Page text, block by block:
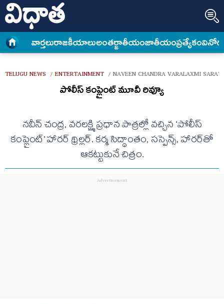
వార్త‌లురాజకీయాలుఅంత‌ర్జాతీయంజాతీయంప్రత్యేకం
TELUGU NEWS / ENTERTAINMENT / NAVEEN CHANDRA VARALAXMI
పోలీస్ కంప్లైంట్ మూవీ రివ్యూ
నవీన్ చంద్ర, వరలక్ష్మి ప్రధాన పాత్రల్లో వచ్చిన ‘పోలీస్
కంప్లైంట్’ హారర్ థ్రిల్లర్. కర్మ సిద్ధాంతం, సస్పెన్స్, హారర్‌తో
ఆకట్టుకునే చిత్రం.